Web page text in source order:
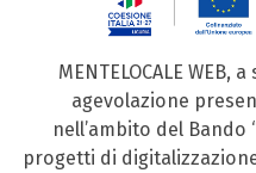
MENTELOCALE
agevolazione
nell’ambito del
progetti di